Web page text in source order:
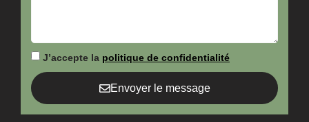
J’accepte la politique de confidentialité
Envoyer le message